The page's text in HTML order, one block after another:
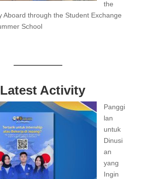
the
Aboard through the Student Exchange
School
Activity
Panggi
lan
untuk
Dinusi
an
yang
Ingin